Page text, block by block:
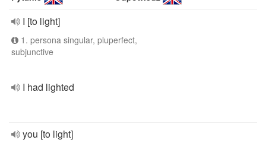
I [to light]
1. persona singular, pluperfect,
subjunctive
I had lighted
you [to light]